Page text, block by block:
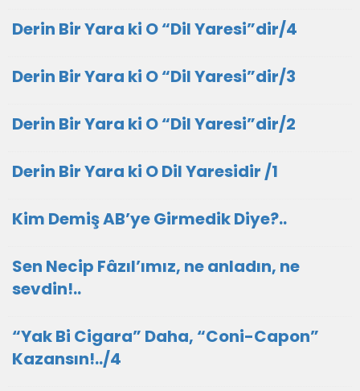
Derin Bir Yara ki O “Dil Yaresi”dir/4
Derin Bir Yara ki O “Dil Yaresi”dir/3
Derin Bir Yara ki O “Dil Yaresi”dir/2
Derin Bir Yara ki O Dil Yaresidir /1
Kim Demiş AB’ye Girmedik Diye?..
Sen Necip Fâzıl’ımız, ne anladın, ne
sevdin!..
“Yak Bi Cigara” Daha, “Coni-Capon”
Kazansın!../4